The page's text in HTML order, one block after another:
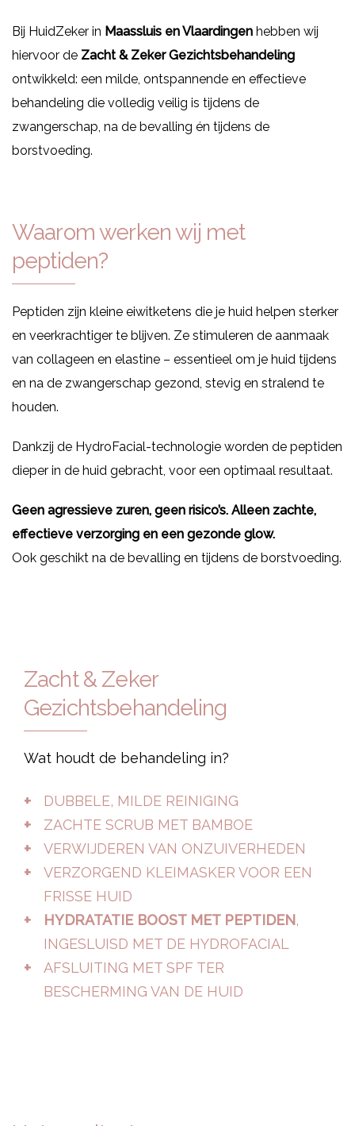
Bij HuidZeker in Maassluis en Vlaardingen hebben wij
hiervoor de Zacht & Zeker Gezichtsbehandeling
ontwikkeld: een milde, ontspannende en effectieve
behandeling die volledig veilig is tijdens de
zwangerschap, na de bevalling én tijdens de
borstvoeding.
Waarom werken wij met
peptiden?
Peptiden zijn kleine eiwitketens die je huid helpen sterker
en veerkrachtiger te blijven. Ze stimuleren de aanmaak
van collageen en elastine – essentieel om je huid tijdens
en na de zwangerschap gezond, stevig en stralend te
houden.
Dankzij de HydroFacial-technologie worden de peptiden
dieper in de huid gebracht, voor een optimaal resultaat.
Geen agressieve zuren, geen risico’s. Alleen zachte,
effectieve verzorging en een gezonde glow.
Ook geschikt na de bevalling en tijdens de borstvoeding.
Zacht & Zeker
Gezichtsbehandeling
Wat houdt de behandeling in?
DUBBELE, MILDE REINIGING
ZACHTE SCRUB MET BAMBOE
VERWIJDEREN VAN ONZUIVERHEDEN
VERZORGEND KLEIMASKER VOOR EEN
FRISSE HUID
HYDRATATIE BOOST MET PEPTIDEN,
INGESLUISD MET DE HYDROFACIAL
AFSLUITING MET SPF TER
BESCHERMING VAN DE HUID